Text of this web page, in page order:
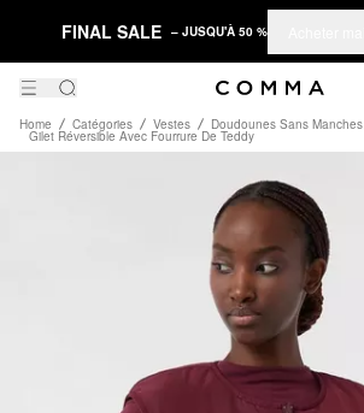
FINAL SALE – JUSQU'À 50 %
Home Catégories Vestes Doudounes Sans Manches
Gilet Réversible Avec Fourrure De Teddy